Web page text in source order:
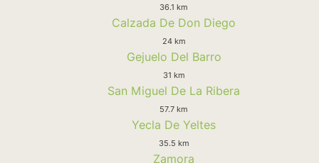
36.1 km
Calzada De Don Diego
24 km
Gejuelo Del Barro
31 km
San Miguel De La Ribera
57.7 km
Yecla De Yeltes
35.5 km
Zamora